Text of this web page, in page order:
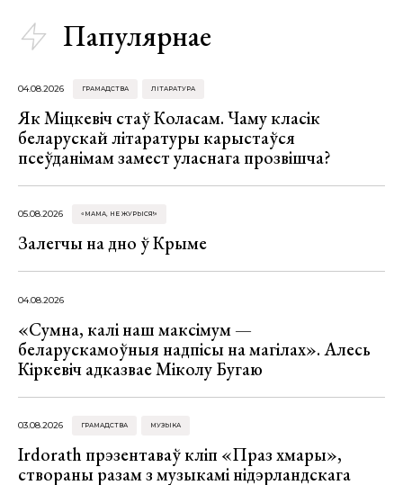
Папулярнае
04.08.2026 ГРАМАДСТВА ЛІТАРАТУРА
Як Міцкевіч стаў Коласам. Чаму класік
беларускай літаратуры карыстаўся
псеўданімам замест уласнага прозвішча?
05.08.2026 «МАМА, НЕ ЖУРЫСЯ!»
Залегчы на дно ў Крыме
04.08.2026
«Сумна, калі наш максімум —
беларускамоўныя надпісы на магілах». Алесь
Кіркевіч адказвае Міколу Бугаю
03.08.2026 ГРАМАДСТВА МУЗЫКА
Irdorath прэзентаваў кліп «Праз хмары»,
створаны разам з музыкамі нідэрландскага